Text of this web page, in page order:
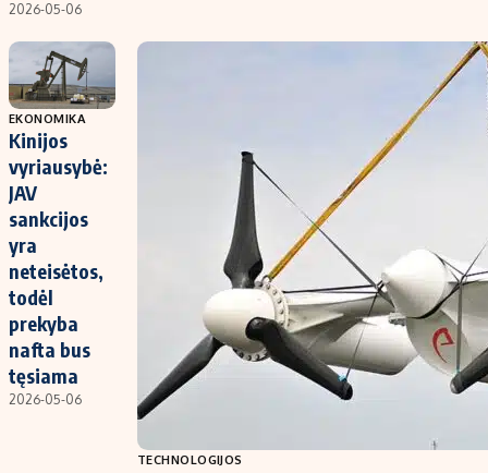
2026-05-06
EKONOMIKA
Kinijos
vyriausybė:
JAV
sankcijos
yra
neteisėtos,
todėl
prekyba
nafta bus
tęsiama
2026-05-06
TECHNOLOGIJOS